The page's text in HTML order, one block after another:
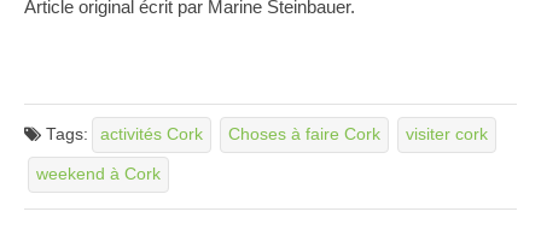
Article original écrit par Marine Steinbauer.
Tags: activités Cork Choses à faire Cork visiter cork
weekend à Cork